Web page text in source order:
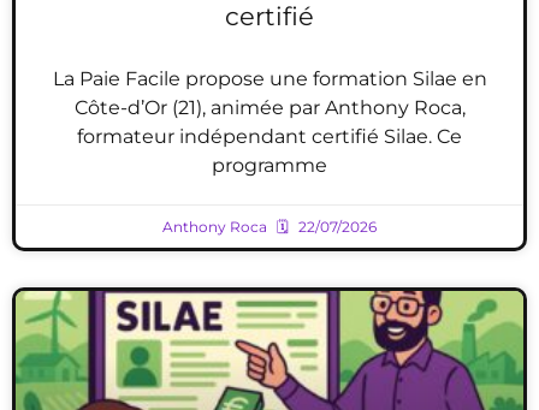
certifié
La Paie Facile propose une formation Silae en
Côte-d’Or (21), animée par Anthony Roca,
formateur indépendant certifié Silae. Ce
programme
Anthony Roca 22/07/2026